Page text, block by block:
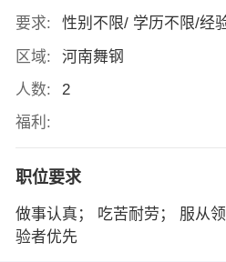
要求:
性别不限/ 学历不限/经
区域:
河南舞钢
人数:
2
福利:
职位要求
做事认真； 吃苦耐劳； 服从
验者优先